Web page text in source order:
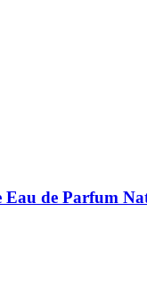
Eau de Parfum